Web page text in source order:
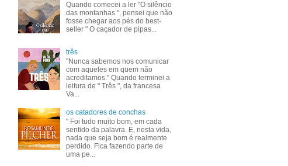
Quando comecei a ler "O silêncio
das montanhas ", pensei que não
fosse chegar aos pés do best-
seller " O caçador de pipas...
três
"Nunca sabemos nos comunicar
com aqueles em quem não
acreditamos." Quando terminei a
leitura de " Três ", da francesa
Va...
os catadores de conchas
" Foi tudo muito bom, em cada
sentido da palavra. E, nesta vida,
nada que seja bom é realmente
perdido. Fica fazendo parte de
uma pe...